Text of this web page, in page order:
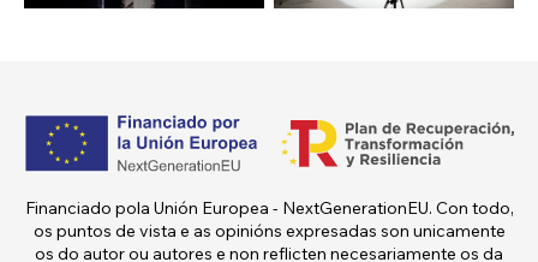
Financiado pola Unión Europea - NextGenerationEU. Con todo,
os puntos de vista e as opinións expresadas son unicamente
os do autor ou autores e non reflicten necesariamente os da